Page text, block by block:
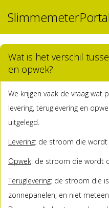
Wat is het verschil
en opwek?
We krijgen vaak de vraag wat
levering, teruglevering en
uitgelegd.
Levering: de stroom die wordt
Opwek: de stroom die wordt
Teruglevering: de stroom die
zonnepanelen, en niet